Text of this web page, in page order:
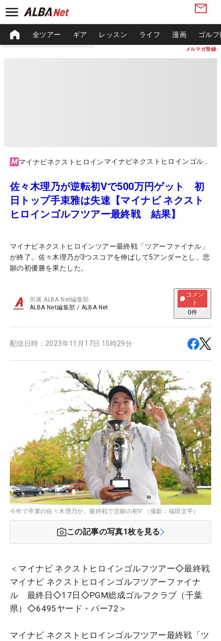
メルマガ登録
全ツアー ギア レッスン ライフ 漫画 ゴル
マイナビネクストヒロイン
佐々木理乃が逆転初Vで500万円ゲット 初
日トップ手束雅は失速【マイナビ ネクスト
ヒロインゴルフツアー最終戦 結果】
マイナビネクストヒロインツアー最終戦「ツアーファイナル」
が終了。佐々木理乃が3つスコアを伸ばして5アンダーとし、悲
願の初優勝を果たした。
所属ALBA Net編集部
ALBA Net編集部 / ALBA Net
コメン
ト
0件
配信日時： 2023年11月17日 15時29分
今年で卒業の佐々木理乃が、最終戦で悲願の初V （撮影：福田文平）
この記事の写真1枚を見る
＜マイナビ ネクストヒロインゴルフツアー◇最終戦
マイナビ ネクストヒロインゴルフツアーファイナ
ル 最終日◇17日◇PGM総成ゴルフクラブ（千葉
県）◇6495ヤード・パー72＞
マイナビ ネクストヒロインゴルフツアー最終戦「ツ